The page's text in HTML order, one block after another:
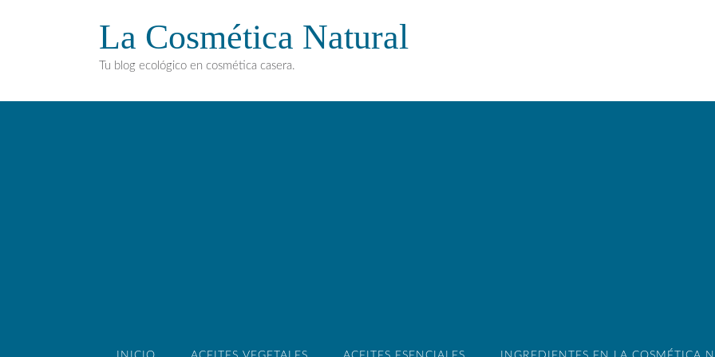
La Cosmética Natural
Tu blog ecológico en cosmética casera.